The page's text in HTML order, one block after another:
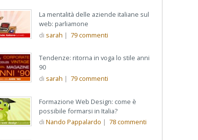
La mentalità delle aziende italiane sul
web: parliamone
di sarah | 79commenti
Tendenze: ritorna in voga lo stile anni
90
di sarah | 79commenti
Formazione Web Design: come è
possibile formarsi in Italia?
di Nando Pappalardo | 78commenti